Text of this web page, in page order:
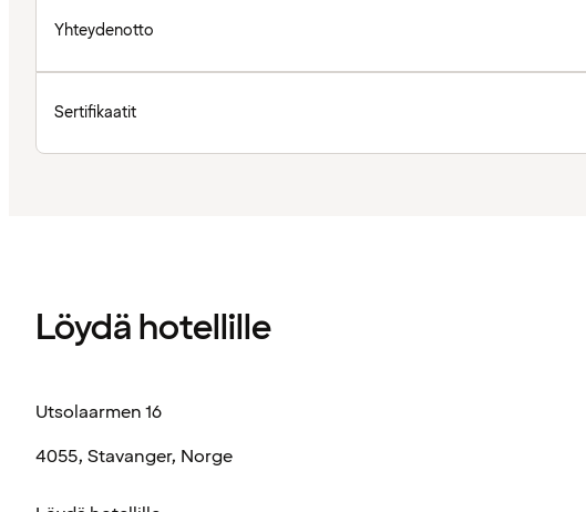
Yhteydenotto
Sertifikaatit
Löydä hotellille
Utsolaarmen 16
4055, Stavanger, Norge